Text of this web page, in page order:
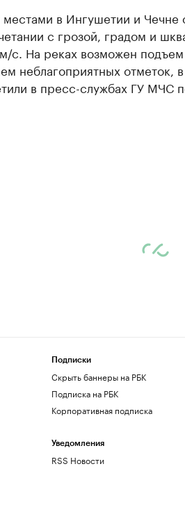
местами в Ингушетии и Чечне
с грозой, градом и
с. На реках возможен
неблагоприятных отметок,
в пресс-службах ГУ МЧС
Подписки
Скрыть баннеры на РБК
Подписка на РБК
Корпоративная подписка
Уведомления
RSS Новости